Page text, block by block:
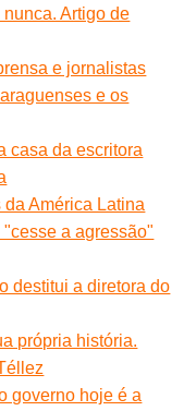
Artigo de
e jornalistas
e os
casa da escritora
América Latina
a agressão"
destitui a diretora do
própria história.
governo hoje é a